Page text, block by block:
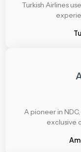
Turkish Airlines
A pioneer in
exclusive